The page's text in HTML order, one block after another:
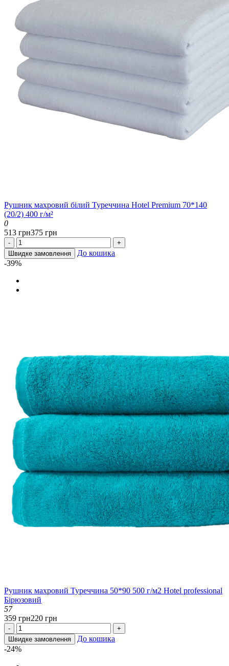
Рушник махровий білий Туреччина Hotel Premium 70*140
(20/2) 400 г/м²
0
513 грн375 грн
-
+
Швидке замовлення
До кошика
-39%
Рушник махровий Туреччина 50*90 500 г/м2 Hotel professional
Бірюзовий
57
359 грн220 грн
-
+
Швидке замовлення
До кошика
-24%